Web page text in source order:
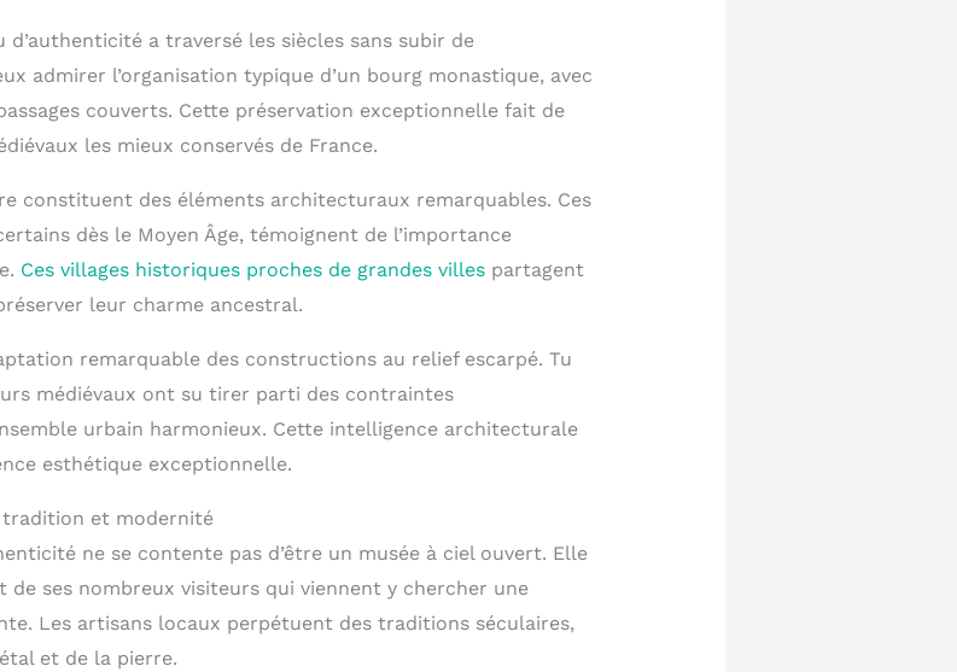
d’authenticité a traversé les siècles sans subir de
admirer l’organisation typique d’un bourg monastique, avec
couverts. Cette préservation exceptionnelle fait de
les mieux conservés de France.
constituent des éléments architecturaux remarquables. Ces
dès le Moyen Âge, témoignent de l’importance
Ces villages historiques proches de grandes villespartagent
leur charme ancestral.
remarquable des constructions au relief escarpé. Tu
médiévaux ont su tirer parti des contraintes
urbain harmonieux. Cette intelligence architecturale
esthétique exceptionnelle.
et modernité
ne se contente pas d’être un musée à ciel ouvert. Elle
ses nombreux visiteurs qui viennent y chercher une
Les artisans locaux perpétuent des traditions séculaires,
et de la pierre.